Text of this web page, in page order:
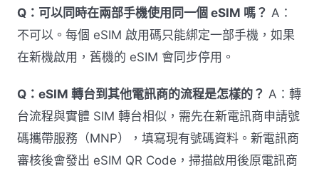
Q：可以同時在兩部手機使用同一個 eSIM 嗎？ A：
不可以。每個 eSIM 啟用碼只能綁定一部手機，如果
在新機啟用，舊機的 eSIM 會同步停用。
Q：eSIM 轉台到其他電訊商的流程是怎樣的？ A：轉
台流程與實體 SIM 轉台相似，需先在新電訊商申請號
碼攜帶服務（MNP），填寫現有號碼資料。新電訊商
審核後會發出 eSIM QR Code，掃描啟用後原電訊商